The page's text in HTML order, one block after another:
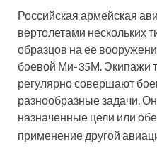
Российская армейская
вертолетами нескольких
образцов на ее
боевой Ми-35М. Экипажи
регулярно совершают
разнообразные задачи.
назначенные цели или
применение другой